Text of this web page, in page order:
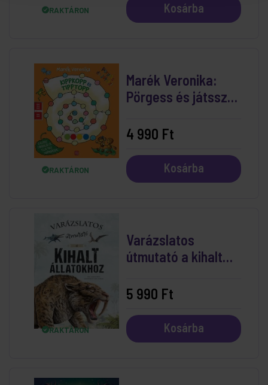
RAKTÁRON Kosárba
RAKTÁRON
Marék Veronika:
Pörgess és játssz! –
Tipptopp
4 990 Ft
Kosárba
RAKTÁRON
Varázslatos
útmutató a kihalt
5 990 Ft
Kosárba